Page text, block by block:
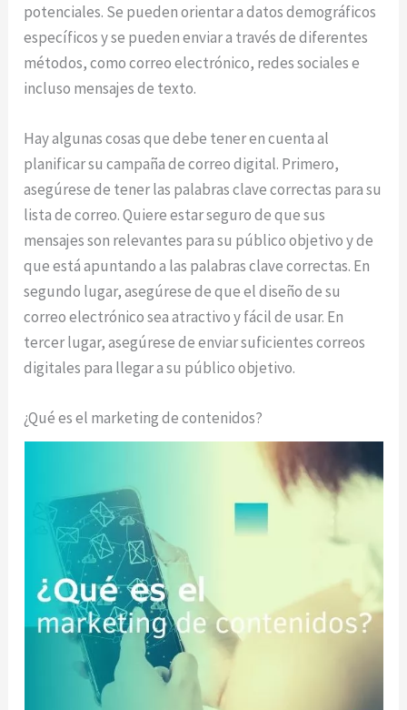
potenciales. Se pueden orientar a datos demográficos
específicos y se pueden enviar a través de diferentes
métodos, como correo electrónico, redes sociales e
incluso mensajes de texto.
Hay algunas cosas que debe tener en cuenta al
planificar su campaña de correo digital. Primero,
asegúrese de tener las palabras clave correctas para su
lista de correo. Quiere estar seguro de que sus
mensajes son relevantes para su público objetivo y de
que está apuntando a las palabras clave correctas. En
segundo lugar, asegúrese de que el diseño de su
correo electrónico sea atractivo y fácil de usar. En
tercer lugar, asegúrese de enviar suficientes correos
digitales para llegar a su público objetivo.
¿Qué es el marketing de contenidos?